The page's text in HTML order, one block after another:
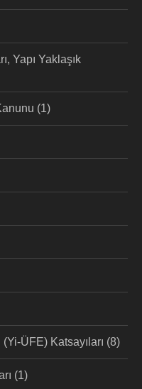
Yapı Yaklaşık
(1)
ÜFE) Katsayıları (8)
(1)